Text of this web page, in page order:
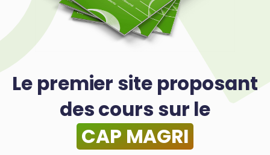
Le premier site proposant
des cours sur le
CAP MAGRI